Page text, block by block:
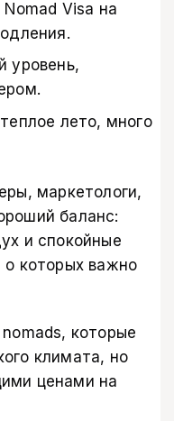
Visa на
уровень,
лето, много
маркетологи,
баланс:
и спокойные
которых важно
которые
климата, но
ценами на